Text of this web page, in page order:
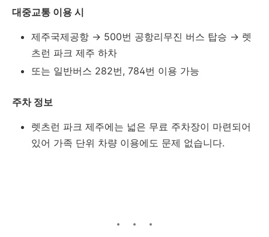
대중교통 이용 시
제주국제공항 → 500번 공항리무진 버스 탑승 → 렛
츠런 파크 제주 하차
또는 일반버스 282번, 784번 이용 가능
주차 정보
렛츠런 파크 제주에는 넓은 무료 주차장이 마련되어
있어 가족 단위 차량 이용에도 문제 없습니다.